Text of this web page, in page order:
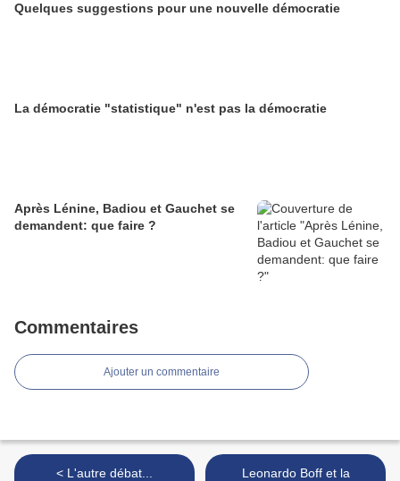
Quelques suggestions pour une nouvelle démocratie
La démocratie "statistique" n'est pas la démocratie
Après Lénine, Badiou et Gauchet se
demandent: que faire ?
Commentaires
Ajouter un commentaire
< L'autre débat...
Leonardo Boff et la